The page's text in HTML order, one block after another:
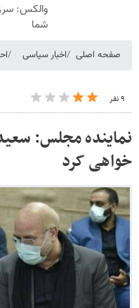
والکس:
شما
صفحه اصلی اخبار سیاسی
۹ نفر
نماینده مجلس:
خواهی کرد